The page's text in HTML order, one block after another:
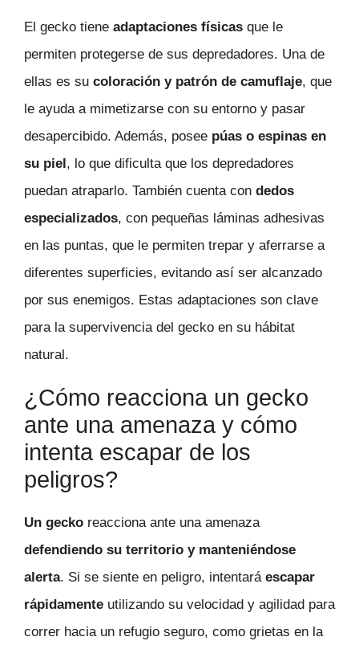
El gecko tiene adaptaciones físicas que le
permiten protegerse de sus depredadores. Una de
ellas es su coloración y patrón de camuflaje, que
le ayuda a mimetizarse con su entorno y pasar
desapercibido. Además, posee púas o espinas en
su piel, lo que dificulta que los depredadores
puedan atraparlo. También cuenta con dedos
especializados, con pequeñas láminas adhesivas
en las puntas, que le permiten trepar y aferrarse a
diferentes superficies, evitando así ser alcanzado
por sus enemigos. Estas adaptaciones son clave
para la supervivencia del gecko en su hábitat
natural.
¿Cómo reacciona un gecko
ante una amenaza y cómo
intenta escapar de los
peligros?
Un gecko reacciona ante una amenaza
defendiendo su territorio y manteniéndose
alerta. Si se siente en peligro, intentará escapar
rápidamente utilizando su velocidad y agilidad para
correr hacia un refugio seguro, como grietas en la